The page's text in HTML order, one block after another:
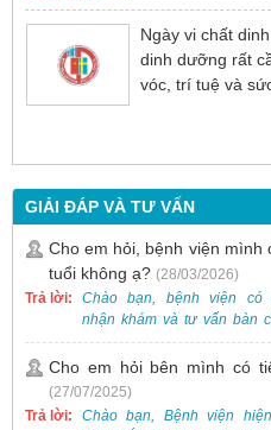
Ngày vi chất
dinh dưỡng rất
vóc, trí tuệ và
GIẢI ĐÁP VÀ TƯ VẤN
Cho em hỏi, bệnh viện mình
tuổi không ạ? (28/03/2026)
Trả lời:
Chào bạn, bệnh viện có
nhận khám và tư vấn bàn
bẹt cho trẻ em, bao gồm cả
tuổi. Bạn có thể đưa bé
Khoa Khám bệnh của bệnh
để được bác sĩ chuyên
Cho em hỏi bên mình có
(27/07/2025)
Trả lời:
Chào bạn, Bệnh viện